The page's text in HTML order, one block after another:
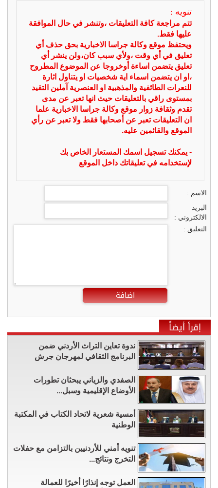
تنويه :
تتم مراجعة كافة التعليقات ،وتنشر في حال الموافقة
عليها فقط.
ويحتفظ موقع وكالة جراسا الاخبارية بحق حذف أي
تعليق في أي وقت ،ولأي سبب كان،ولن ينشر أي
تعليق يتضمن اساءة أوخروجا عن الموضوع المطروح
،او ان يتضمن اسماء اية شخصيات او يتناول اثارة
للنعرات الطائفية والمذهبية او العنصرية آملين التقيد
بمستوى راقي بالتعليقات حيث انها تعبر عن مدى
تقدم وثقافة زوار موقع وكالة جراسا الاخبارية علما
ان التعليقات تعبر عن أصحابها فقط ولا تعبر عن رأي
الموقع والقائمين عليه.
- يمكنك تسجيل اسمك المستعار الخاص بك
لإستخدامه في تعليقاتك داخل الموقع
الاسم :
البريد
الالكتروني :
التعليق :
اضافة
إقرأ أيضاً
ندوة تعاين التراث الأردني ضمن
البرنامج الثقافي لمهرجان جرش
الصفدي والزياني يبحثان تطورات
الأوضاع الإقليمية وسبل...
أمسية شعرية لاتحاد الكتاب في المكتبة
الوطنية
تنويه أمني للأردنيين بالتزامن مع حفلات
التخرج ونتائج...
العمل توجه إنذارًا أخيرًا للعمالة